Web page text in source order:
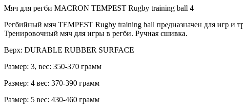
Мяч для регби MACRON TEMPEST Rugby training ball 4
Регбийный мяч TEMPEST Rugby training ball предназначен для игр и
Тренировочный мяч для игры в регби. Ручная сшивка.
Верх: DURABLE RUBBER SURFACE
Размер: 3, вес: 350-370 грамм
Размер: 4 вес: 370-390 грамм
Размер: 5 вес: 430-460 грамм